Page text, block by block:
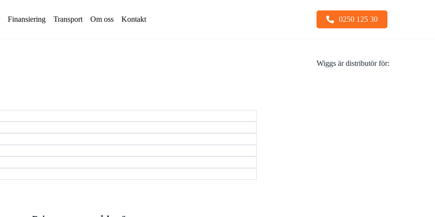
Gummilarver
Kranarmar
Lastramper
Tiltfäste
Undervagnsdelar
Tjälkrokar
Finansiering Transport Om oss Kontakt 0250 125 30
Wiggs är distributör för: